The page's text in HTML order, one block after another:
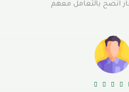
انصح بالتعامل معهم



